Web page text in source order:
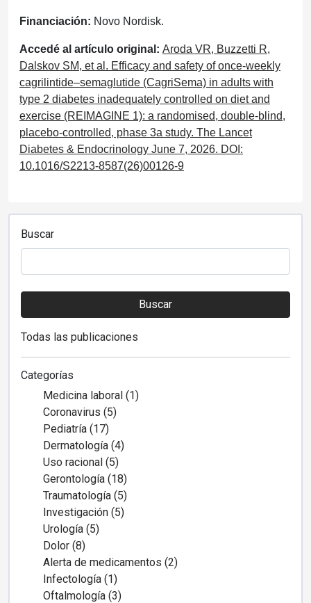
Financiación: Novo Nordisk.
Accedé al artículo original: Aroda VR, Buzzetti R,
Dalskov SM, et al. Efficacy and safety of once-weekly
cagrilintide–semaglutide (CagriSema) in adults with
type 2 diabetes inadequately controlled on diet and
exercise (REIMAGINE 1): a randomised, double-blind,
placebo-controlled, phase 3a study. The Lancet
Diabetes & Endocrinology June 7, 2026. DOI:
10.1016/S2213-8587(26)00126-9
Buscar
Buscar
Todas las publicaciones
Categorías
Medicina laboral (1)
Coronavirus (5)
Pediatría (17)
Dermatología (4)
Uso racional (5)
Gerontología (18)
Traumatología (5)
Investigación (5)
Urología (5)
Dolor (8)
Alerta de medicamentos (2)
Infectología (1)
Oftalmología (3)